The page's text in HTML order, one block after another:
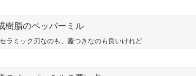
ラミック刃なのも、蓋つきなのも良いけれど